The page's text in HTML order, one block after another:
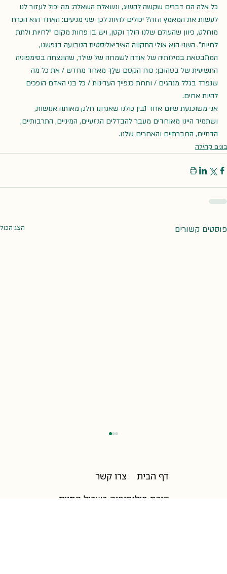
כל אלה הם דברים שקשה להשיג, ונשאלת השאלה: מה יכול לעזור לנו
לעשות את המאמץ הזה? יכולים להיות לכך שני מניעים: האחד הוא הכרח
מוחלט, כיוון שהעולם שלנו הולך וקטן, ויש בו פחות מקום "לחיות ולתת
לחיות". השני הוא אולי התקווה האידיאליסטית הטבועה בנפשנו,
המתבטאת במילותיה של אודה לשמחה של שילר, שהונצחה בסימפוניה
התשיעית של בטהובן: כוח הקסם שלַךְ מאחד מחדש / את כל מה
שנפרד בגלל מנהגים / ותחת כנפייך העדינות / כל בני האדם הופכים
להיות אחים.
אני משוכנעת שיום אחד נבין כולנו שאנחנו חלק מאותה אנושות,
ושתמיד היינו מאוחדים מעבר להבדלים הגזעיים, המיניים, התרבותיים,
הדתיים, החברתיים והאחרים שלנו.
בונים קהילה
פוסטים קשורים הצג הכול
דף הבית
צרו קשר
קורס פילוסופיה בשביל החיים